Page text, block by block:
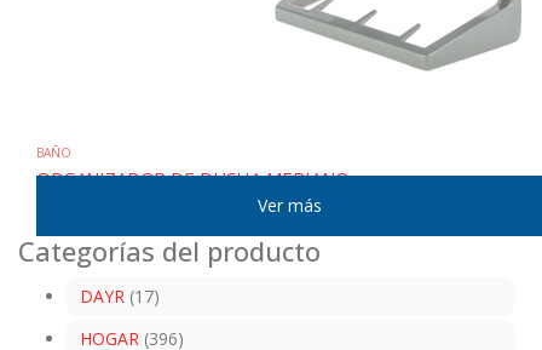
BAÑO
ORGANIZADOR DE DUCHA MEDIANO
Categorías del producto
DAYR (17)
HOGAR (396)